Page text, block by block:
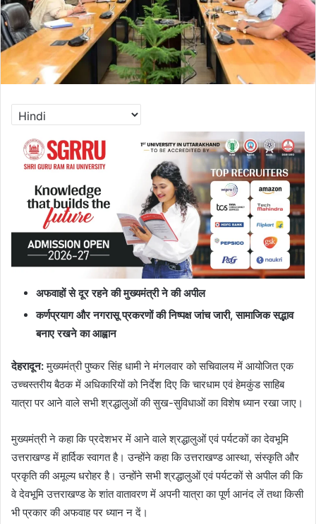
अफवाहों से दूर रहने की मुख्यमंत्री ने की अपील
कर्णप्रयाग और नगरासू प्रकरणों की निष्पक्ष जांच जारी, सामाजिक सद्भाव
बनाए रखने का आह्वान
देहरादून:मुख्यमंत्री पुष्कर सिंह धामी ने मंगलवार को सचिवालय में आयोजित एक
उच्चस्तरीय बैठक में अधिकारियों को निर्देश दिए कि चारधाम एवं हेमकुंड साहिब
यात्रा पर आने वाले सभी श्रद्धालुओं की सुख-सुविधाओं का विशेष ध्यान रखा जाए।
मुख्यमंत्री ने कहा कि प्रदेशभर में आने वाले श्रद्धालुओं एवं पर्यटकों का देवभूमि
उत्तराखण्ड में हार्दिक स्वागत है। उन्होंने कहा कि उत्तराखण्ड आस्था, संस्कृति और
प्रकृति की अमूल्य धरोहर है। उन्होंने सभी श्रद्धालुओं एवं पर्यटकों से अपील की कि
वे देवभूमि उत्तराखण्ड के शांत वातावरण में अपनी यात्रा का पूर्ण आनंद लें तथा किसी
भी प्रकार की अफवाह पर ध्यान न दें।